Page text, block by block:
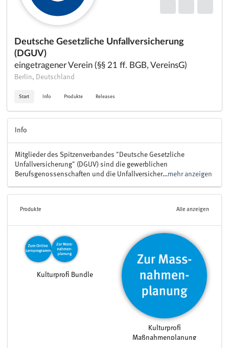
Deutsche Gesetzliche Unfallversicherung
(DGUV)
eingetragener Verein (§§ 21 ff. BGB, VereinsG)
Berlin, Deutschland
Start Info Produkte Releases
Info
Mitglieder des Spitzenverbandes "Deutsche Gesetzliche
Unfallversicherung" (DGUV) sind die gewerblichen
Berufsgenossenschaften und die Unfallversicher…mehr anzeigen
Produkte Alle anzeigen
Kulturprofi Bundle
Kulturprofi
Maßnahmenplanung